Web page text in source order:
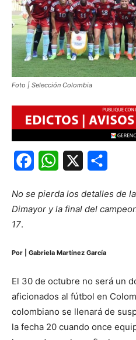
Foto | Selección Colombia
FacebookWhatsApp
No se pierda los detalles de
Dimayor y la final del
17.
Por | Gabriela Martínez García
El 30 de octubre no será un
aficionados al fútbol en
colombiano se llenará de
la fecha 20 cuando once